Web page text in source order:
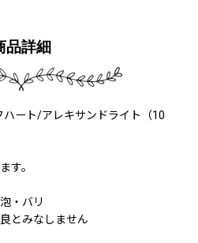
品詳細
ート/アレキサンドライト（10
す。
・バリ
とみなしません